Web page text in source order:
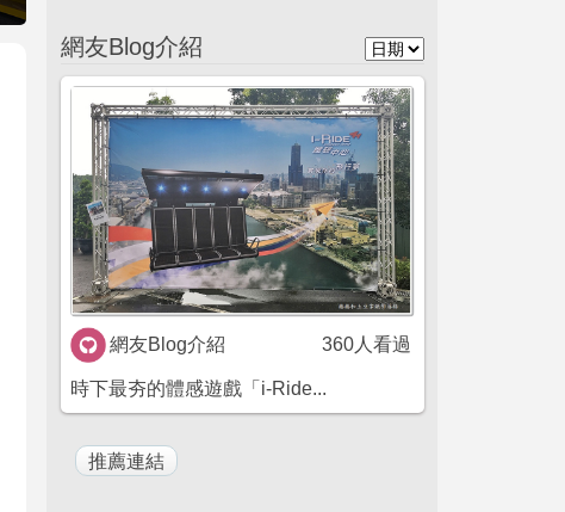
網友Blog介紹
網友Blog介紹 360人看過
時下最夯的體感遊戲「i-Ride...